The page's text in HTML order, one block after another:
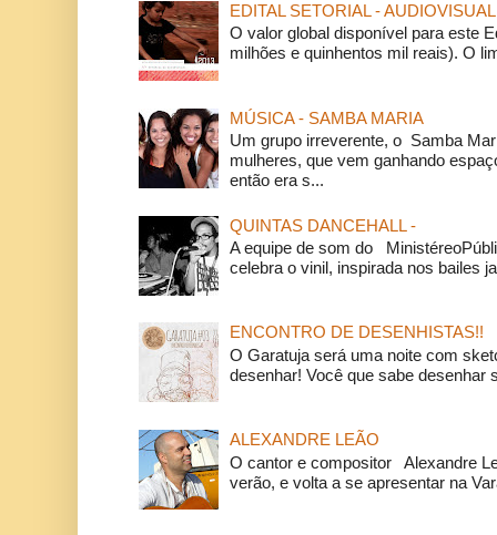
EDITAL SETORIAL - AUDIOVISUAL
O valor global disponível para este
milhões e quinhentos mil reais). O
MÚSICA - SAMBA MARIA
Um grupo irreverente, o Samba
mulheres, que vem ganhando
então era s...
QUINTAS DANCEHALL -
A equipe de som do
celebra o vinil, inspirada nos bailes
ENCONTRO DE DESENHISTAS!!
O Garatuja será uma noite com
desenhar! Você que sabe desenhar
ALEXANDRE LEÃO
O cantor e compositor Alexandre
verão, e volta a se apresentar na